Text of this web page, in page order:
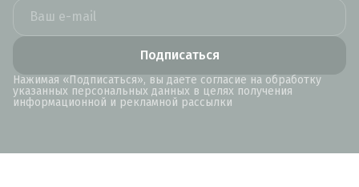
Подписаться
Нажимая «Подписаться», вы даете согласие на обработку
указанных персональных данных в целях получения
информационной и рекламной рассылки